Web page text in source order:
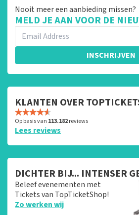
Nooit meer een aanbieding missen?
MELD JE AAN VOOR DE
INSCHRIJVEN
KLANTEN OVER
Op basis van 113.182reviews
Lees reviews
DICHTER BIJ... INTENSER
Beleef evenementen met
Tickets van TopTicketShop!
Zo werken wij